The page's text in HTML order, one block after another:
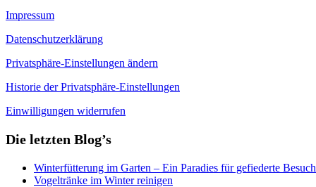
Impressum
Datenschutzerklärung
Privatsphäre-Einstellungen ändern
Historie der Privatsphäre-Einstellungen
Einwilligungen widerrufen
Die letzten Blog’s
Winterfütterung im Garten – Ein Paradies für gefiederte
Vogeltränke im Winter reinigen